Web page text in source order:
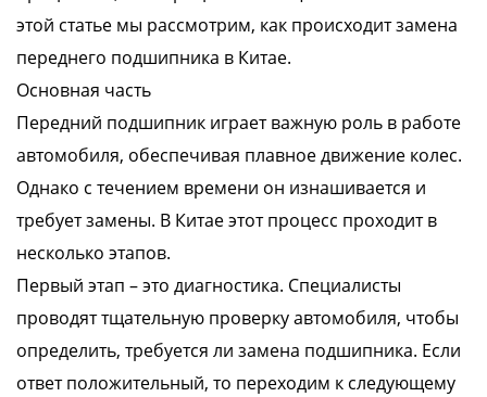
этой статье мы рассмотрим, как происходит замена
переднего подшипника в Китае.
Основная часть
Передний подшипник играет важную роль в работе
автомобиля, обеспечивая плавное движение колес.
Однако с течением времени он изнашивается и
требует замены. В Китае этот процесс проходит в
несколько этапов.
Первый этап – это диагностика. Специалисты
проводят тщательную проверку автомобиля, чтобы
определить, требуется ли замена подшипника. Если
ответ положительный, то переходим к следующему